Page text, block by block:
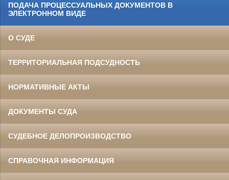
ПОДАЧА ПРОЦЕССУАЛЬНЫХ ДОКУМЕНТОВ В
ЭЛЕКТРОННОМ ВИДЕ
О СУДЕ
ТЕРРИТОРИАЛЬНАЯ ПОДСУДНОСТЬ
НОРМАТИВНЫЕ АКТЫ
ДОКУМЕНТЫ СУДА
СУДЕБНОЕ ДЕЛОПРОИЗВОДСТВО
СПРАВОЧНАЯ ИНФОРМАЦИЯ